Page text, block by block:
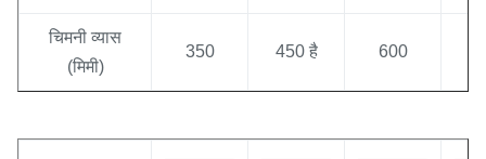
चिमनी व्यास
(मिमी)
350 450 है 600